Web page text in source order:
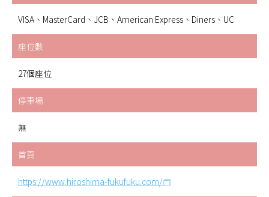
VISA、MasterCard、JCB、American Express、Diners、UC
座位數
27個座位
停車場
無
首頁
https://www.hiroshima-fukufuku.com/